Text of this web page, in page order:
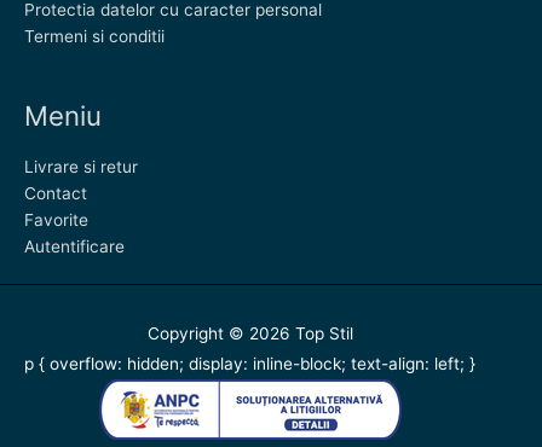
Protectia datelor cu caracter personal
Termeni si conditii
Meniu
Livrare si retur
Contact
Favorite
Autentificare
Copyright © 2026 Top Stil
p { overflow: hidden; display: inline-block; text-align: left; }